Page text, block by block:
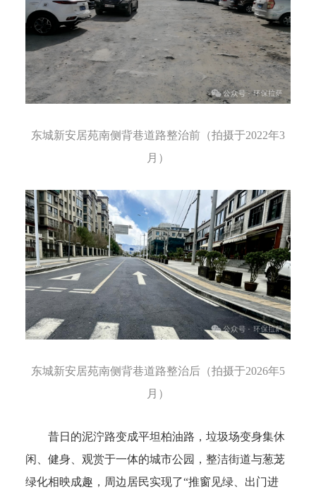
东城新安居苑南侧背巷道路整治前（拍摄于2022年3
月）
东城新安居苑南侧背巷道路整治后（拍摄于2026年5
月）
昔日的泥泞路变成平坦柏油路，垃圾场变身集休
闲、健身、观赏于一体的城市公园，整洁街道与葱茏
绿化相映成趣，周边居民实现了“推窗见绿、出门进